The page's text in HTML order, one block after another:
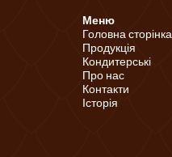
Меню
Головна сторінка
Продукція
Кондитерські
Про нас
Контакти
Історія